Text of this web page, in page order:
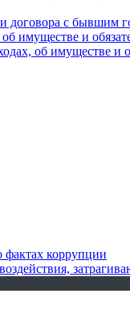
договора с
имуществе и
об имуществе и
фактах коррупции